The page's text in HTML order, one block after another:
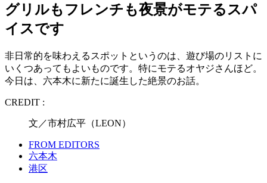
グリルもフレンチも夜景がモテるスパ
イスです
非日常的を味わえるスポットというのは、遊び場のリストに
いくつあってもよいものです。特にモテるオヤジさんほど。
今日は、六本木に新たに誕生した絶景のお話。
CREDIT :
文／市村広平（LEON）
FROM EDITORS
六本木
港区